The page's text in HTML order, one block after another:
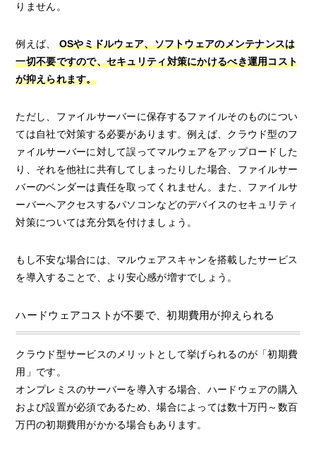
りません。
例えば、 OSやミドルウェア、ソフトウェアのメンテナンスは
一切不要ですので、セキュリティ対策にかけるべき運用コスト
が抑えられます。
ただし、ファイルサーバーに保存するファイルそのものについ
ては自社で対策する必要があります。例えば、クラウド型のフ
ァイルサーバーに対して誤ってマルウェアをアップロードした
り、それを他社に共有してしまったりした場合、ファイルサー
バーのベンダーは責任を取ってくれません。また、ファイルサ
ーバーへアクセスするパソコンなどのデバイスのセキュリティ
対策については充分気を付けましょう。
もし不安な場合には、マルウェアスキャンを搭載したサービス
を導入することで、より安心感が増すでしょう。
ハードウェアコストが不要で、初期費用が抑えられる
クラウド型サービスのメリットとして挙げられるのが「初期費
用」です。
オンプレミスのサーバーを導入する場合、ハードウェアの購入
および設置が必須であるため、場合によっては数十万円～数百
万円の初期費用がかかる場合もあります。